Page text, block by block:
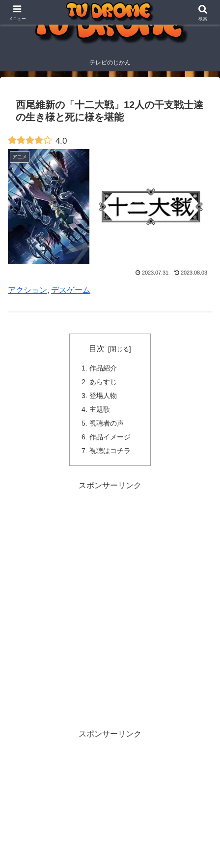
テレビのじかん
西尾維新の「十二大戦」12人の干支戦士達
の生き様と死に様を堪能
4.0
アニメ
2023.07.31 2023.08.03
アクション, デスゲーム
目次
作品紹介
あらすじ
登場人物
主題歌
視聴者の声
作品イメージ
視聴はコチラ
スポンサーリンク
スポンサーリンク
メニュー 検索